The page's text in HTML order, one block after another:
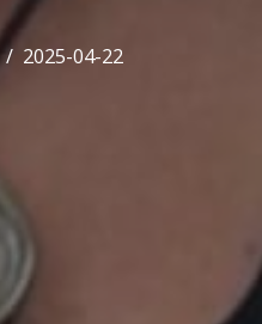
2025-04-22